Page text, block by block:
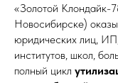
«Золотой Клондайк-
Новосибирске)
юридических лиц,
институтов, школ,
полный цикл